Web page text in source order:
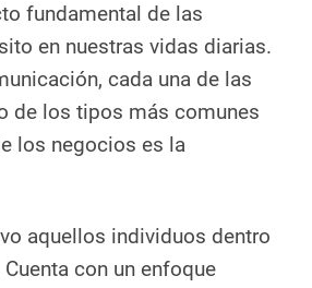
fundamental de las
en nuestras vidas diarias.
cada una de las
de los tipos más comunes
los negocios es la
aquellos individuos dentro
con un enfoque